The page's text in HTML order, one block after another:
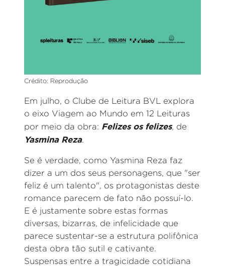
Crédito: Reprodução
Em julho, o Clube de Leitura BVL explora
o eixo Viagem ao Mundo em 12 Leituras
por meio da obra: Felizes os felizes, de
Yasmina Reza.
Se é verdade, como Yasmina Reza faz
dizer a um dos seus personagens, que "ser
feliz é um talento", os protagonistas deste
romance parecem de fato não possuí-lo.
E é justamente sobre estas formas
diversas, bizarras, de infelicidade que
parece sustentar-se a estrutura polifônica
desta obra tão sutil e cativante.
Suspensas entre a tragicidade cotidiana